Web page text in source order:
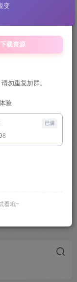
变
载资源
勿重复加群。
验
已满
看哦~